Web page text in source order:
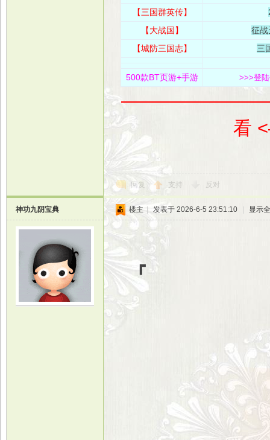
【三国群英传】
【大战国】
征战
【城防三国志】
三
500款BT页游+手游 >>>登
——————————>
看
回复 支持 反对
神功九阴宝典 楼主 发表于 2026-6-5 23:51:10 显示